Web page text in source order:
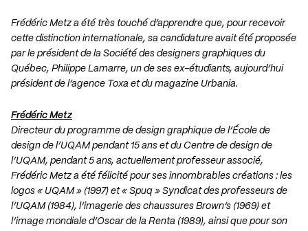
Frédéric Metz a été très touché d’apprendre que, pour recevoir
cette distinction internationale, sa candidature avait été proposée
par le président de la Société des designers graphiques du
Québec, Philippe Lamarre, un de ses ex-étudiants, aujourd’hui
président de l’agence Toxa et du magazine Urbania.
Frédéric Metz
Directeur du programme de design graphique de l’École de
design de l’UQAM pendant 15 ans et du Centre de design de
l’UQAM, pendant 5 ans, actuellement professeur associé,
Frédéric Metz a été félicité pour ses innombrables créations : les
logos « UQAM » (1997) et « Spuq » Syndicat des professeurs de
l’UQAM (1984), l’imagerie des chaussures Brown’s (1969) et
l’image mondiale d’Oscar de la Renta (1989), ainsi que pour son